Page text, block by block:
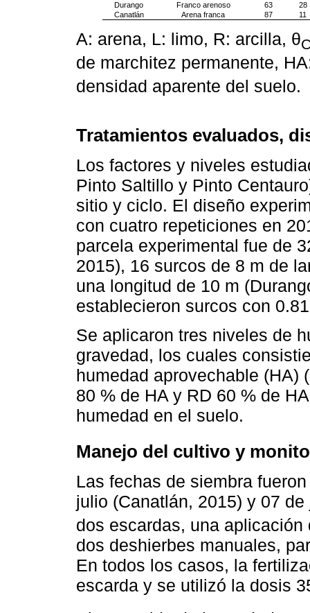
Durango
Franco arenoso 63
28
Canatlán
Arena franca 87 11
A: arena, L: limo, R: arcilla, θ
de marchitez permanente,
densidad aparente del suelo.
Tratamientos evaluados,
Los factores y niveles
Pinto Saltillo y Pinto
sitio y ciclo. El diseño
con cuatro repeticiones en
parcela experimental fue de
2015), 16 surcos de 8 m de
una longitud de 10 m
establecieron surcos con
Se aplicaron tres niveles de
gravedad, los cuales
humedad aprovechable (HA)
80 % de HA y RD 60 % de
humedad en el suelo.
Manejo del cultivo y
Las fechas de siembra
julio (Canatlán, 2015) y 07
dos escardas, una aplicación
dos deshierbes manuales,
En todos los casos, la
escarda y se utilizó la dosis